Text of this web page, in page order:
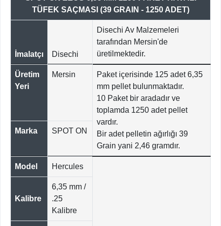
TÜFEK SAÇMASI (39 GRAIN - 1250 ADET)
İmalatçı Disechi
Disechi Av Malzemeleri
tarafından Mersin'de
üretilmektedir.
Üretim
Yeri
Mersin
Paket içerisinde 125 adet 6,35
mm pellet bulunmaktadır.
10 Paket bir aradadır ve
toplamda 1250 adet pellet
vardır.
Bir adet pelletin ağırlığı 39
Grain yani 2,46 gramdır.
Marka SPOT ON
Model Hercules
Kalibre
6,35 mm /
.25
Kalibre